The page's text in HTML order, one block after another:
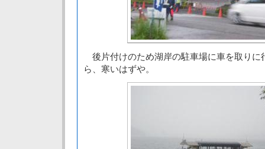
後片付けのため湖岸の駐車場に車を取り
ら、寒いはずや。